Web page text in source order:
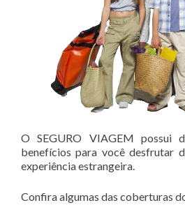
O SEGURO VIAGEM possui
benefícios para você desfrutar
experiência estrangeira.
Confira algumas das coberturas